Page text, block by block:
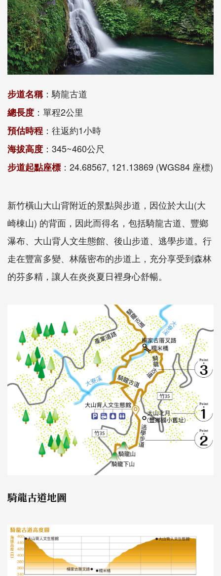
步道名稱：騎龍古道
總長度 ：單程2公里
預估時程 ：往返約1小時
海拔高度 ：345~460公尺
步道起點座標 ：24.68567, 121.13869 (WGS84 座標)
新竹橫山大山背附近的景點與步道，因位於大山(大
崎棟山) 的背面，因此而得名，包括騎龍古道、豐鄉
瀑布、大山背人文生態館、後山步道、逃學步道。行
走在豐富多變、林蔭密布的步道上，充分享受到森林
的芬多精，讓人在炎炎夏日裡身心舒暢。
騎龍古道地圖